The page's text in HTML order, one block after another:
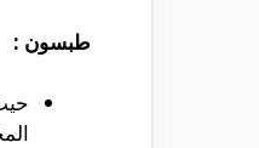
طبسون :